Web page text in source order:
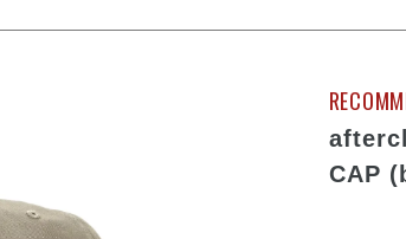
CAP